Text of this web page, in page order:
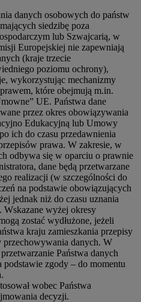
danych osobowych do państw
siedzibę poza
lub Szwajcarią, w
Europejskiej nie zapewniają
(kraje trzecie
poziomu ochrony),
wykorzystując mechanizmy
które obejmują m.in.
UE. Państwa dane
przez okres obowiązywania
Edukacyjną lub Umowy
ich do czasu przedawnienia
prawa. W zakresie, w
odbywa się w oparciu o prawnie
dane będą przetwarzane
realizacji (w szczególności do
na podstawie obowiązujących
jednak niż do czasu uznania
Wskazane wyżej okresy
zostać wydłużone, jeżeli
kraju zamieszkania przepisy
przechowywania danych. W
Państwa danych
zgody – do momentu
wobec Państwa
decyzji.